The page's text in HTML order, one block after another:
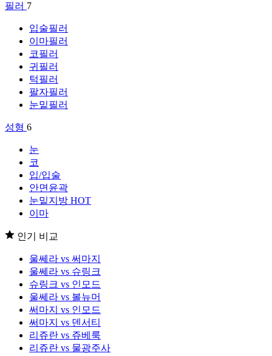
필러 7
입술필러
이마필러
코필러
귀필러
턱필러
팔자필러
눈밑필러
성형 6
눈
코
입/입술
안면윤곽
눈밑지방 HOT
이마
인기 비교
울쎄라 vs 써마지
울쎄라 vs 슈링크
슈링크 vs 인모드
울쎄라 vs 볼뉴머
써마지 vs 인모드
써마지 vs 덴서티
리쥬란 vs 쥬베룩
리쥬란 vs 물광주사